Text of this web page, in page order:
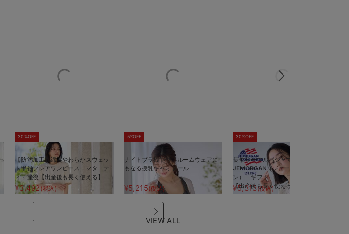
30%OFF
【防汚加工】綿混やわらかスウェッ
ト半袖フレアワンピース マタニテ
ィ・産後【出産後も長く使える】
¥3,492(税込)
5%OFF
ナイトブラ機能付 ルームウェアに
もなる授乳キャミソール
¥5,215(税込)
30%OFF
長袖サーマルパジャマ3点セット
JEMORGAN（ジェーイーモーガ
ン） ギフト マタニティ・産後
【出産後も長く使える】
¥5,313 (税込)
VIEW ALL